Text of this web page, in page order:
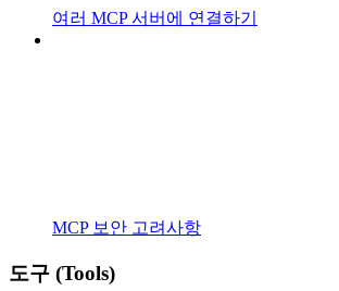
여러 MCP 서버에 연결하기
MCP 보안 고려사항
도구 (Tools)